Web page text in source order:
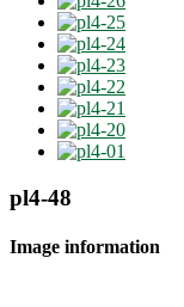
pl4-48
Image information